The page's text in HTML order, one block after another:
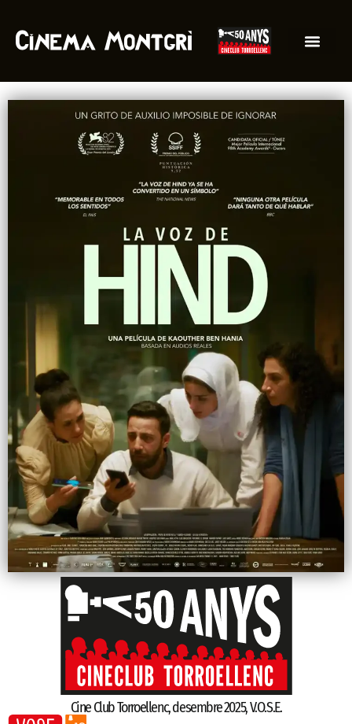
Cine Club Torroellenc,desembre 2025,V.O.S.E.